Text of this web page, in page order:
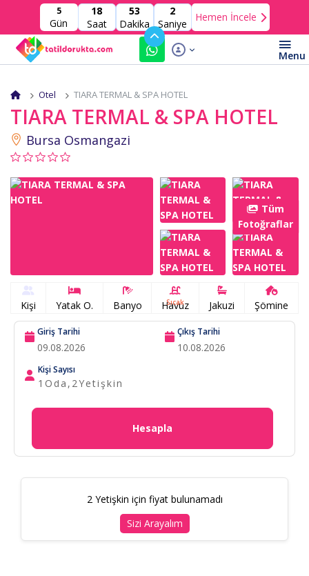
5
Gün
18
Saat
53
Dakika
2
Saniye
Hemen İncele
Otel TIARA TERMAL & SPA HOTEL
TIARA TERMAL & SPA HOTEL
Bursa Osmangazi
Tüm
Fotoğraflar
Kişi Yatak O. Banyo Sıcak
Havuz Jakuzi Şömine
Giriş Tarihi Çıkış Tarihi
Kişi Sayısı
1 Oda, 2Yetişkin
Hesapla
2 Yetişkin için fiyat bulunamadı
Sizi Arayalım